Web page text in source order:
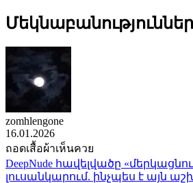
Մեկնաբանություններ
zomhlengone
16.01.2026
ถอดเสื้อผ้าเห็นควย
DeepNude հավելվածը
լուսանկարում. ինչպես է այն